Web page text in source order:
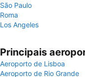
São Paulo
Roma
Los Angeles
Principais
Aeroporto de Lisboa
Aeroporto de Rio Grande